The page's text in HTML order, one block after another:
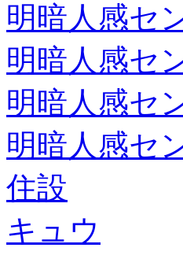
明暗人感セ
明暗人感セ
明暗人感セ
明暗人感セ
住設
キュウ